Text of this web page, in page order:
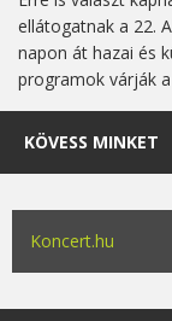
ellátogatnak a 22.
napon át hazai és
programok várják
KÖVESS MINKET
Koncert.hu